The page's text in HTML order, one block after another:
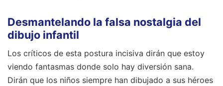
Desmantelando la falsa nostalgia del
dibujo infantil
Los críticos de esta postura incisiva dirán que estoy
viendo fantasmas donde solo hay diversión sana.
Dirán que los niños siempre han dibujado a sus héroes